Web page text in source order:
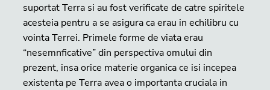
suportat Terra si au fost verificate de catre spiritele
acesteia pentru a se asigura ca erau in echilibru cu
vointa Terrei. Primele forme de viata erau
“nesemnficative” din perspectiva omului din
prezent, insa orice materie organica ce isi incepea
existenta pe Terra avea o importanta cruciala in